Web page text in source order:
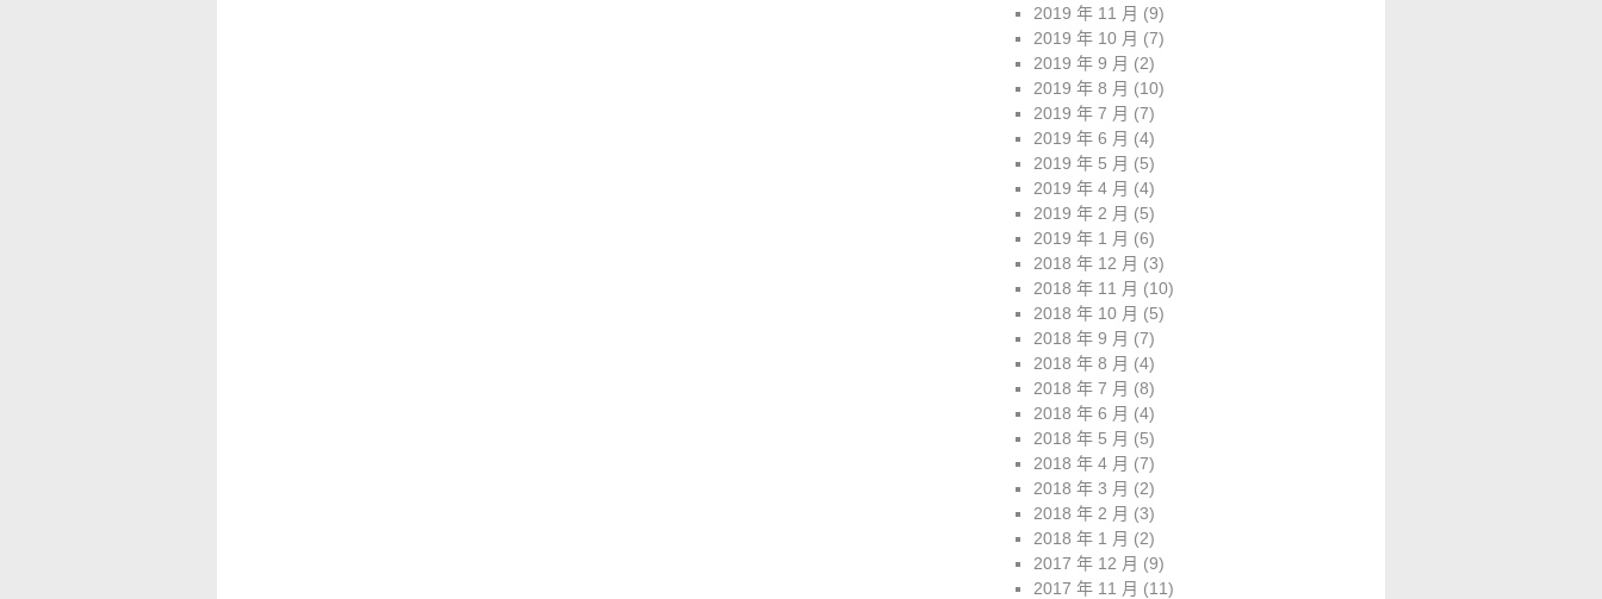
2019 年 11 月 (9)
2019 年 10 月 (7)
2019 年 9 月 (2)
2019 年 8 月 (10)
2019 年 7 月 (7)
2019 年 6 月 (4)
2019 年 5 月 (5)
2019 年 4 月 (4)
2019 年 2 月 (5)
2019 年 1 月 (6)
2018 年 12 月 (3)
2018 年 11 月 (10)
2018 年 10 月 (5)
2018 年 9 月 (7)
2018 年 8 月 (4)
2018 年 7 月 (8)
2018 年 6 月 (4)
2018 年 5 月 (5)
2018 年 4 月 (7)
2018 年 3 月 (2)
2018 年 2 月 (3)
2018 年 1 月 (2)
2017 年 12 月 (9)
2017 年 11 月 (11)